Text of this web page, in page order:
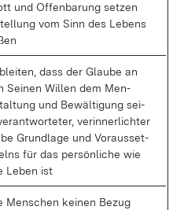
und Of­fen­ba­rung set­zen
vom Sinn des Le­bens
dass der Glau­be an
Sei­nen Wil­len dem Men­
und Be­wäl­ti­gung sei­
ver­in­ner­lich­ter
Grund­la­ge und Vor­aus­set­
für das per­sön­li­che wie
Le­ben ist
Men­schen kei­nen Be­zug